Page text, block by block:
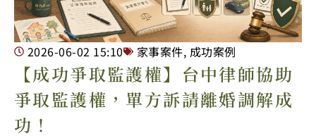
2026-06-02 15:10 家事案件, 成功案例
【成功爭取監護權】台中律師協助
爭取監護權，單方訴請離婚調解成
功！